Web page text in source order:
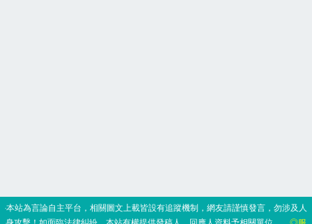
‧本站為言論自主平台，相關圖文上載皆設有追蹤機制，網友請謹慎發言，勿涉及人